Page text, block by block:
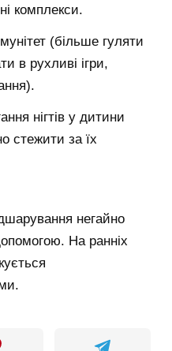
комплекси.
(більше гуляти
в рухливі ігри,
нігтів у дитини
стежити за їх
негайно
На ранніх